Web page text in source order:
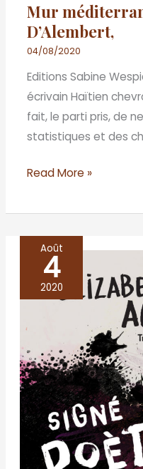
Mur
D’Alembert,
04/08/2020
Editions Sabine
écrivain Haïtien
fait, le parti pris, de
statistiques et des
Read More »
Août
4
2020
Signé
poète
–
Elizabeth
Acevedo